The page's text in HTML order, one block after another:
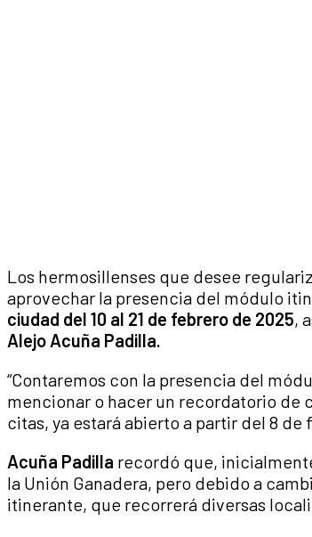
Los hermosillenses que desee
aprovechar la presencia del módulo
ciudad del 10 al 21 de febrero de 2025,
Alejo Acuña Padilla.
“Contaremos con la presencia del
mencionar o hacer un recordatorio de
citas, ya estará abierto a partir del 8
Acuña Padilla recordó que,
la Unión Ganadera, pero debido a
itinerante, que recorrerá diversas